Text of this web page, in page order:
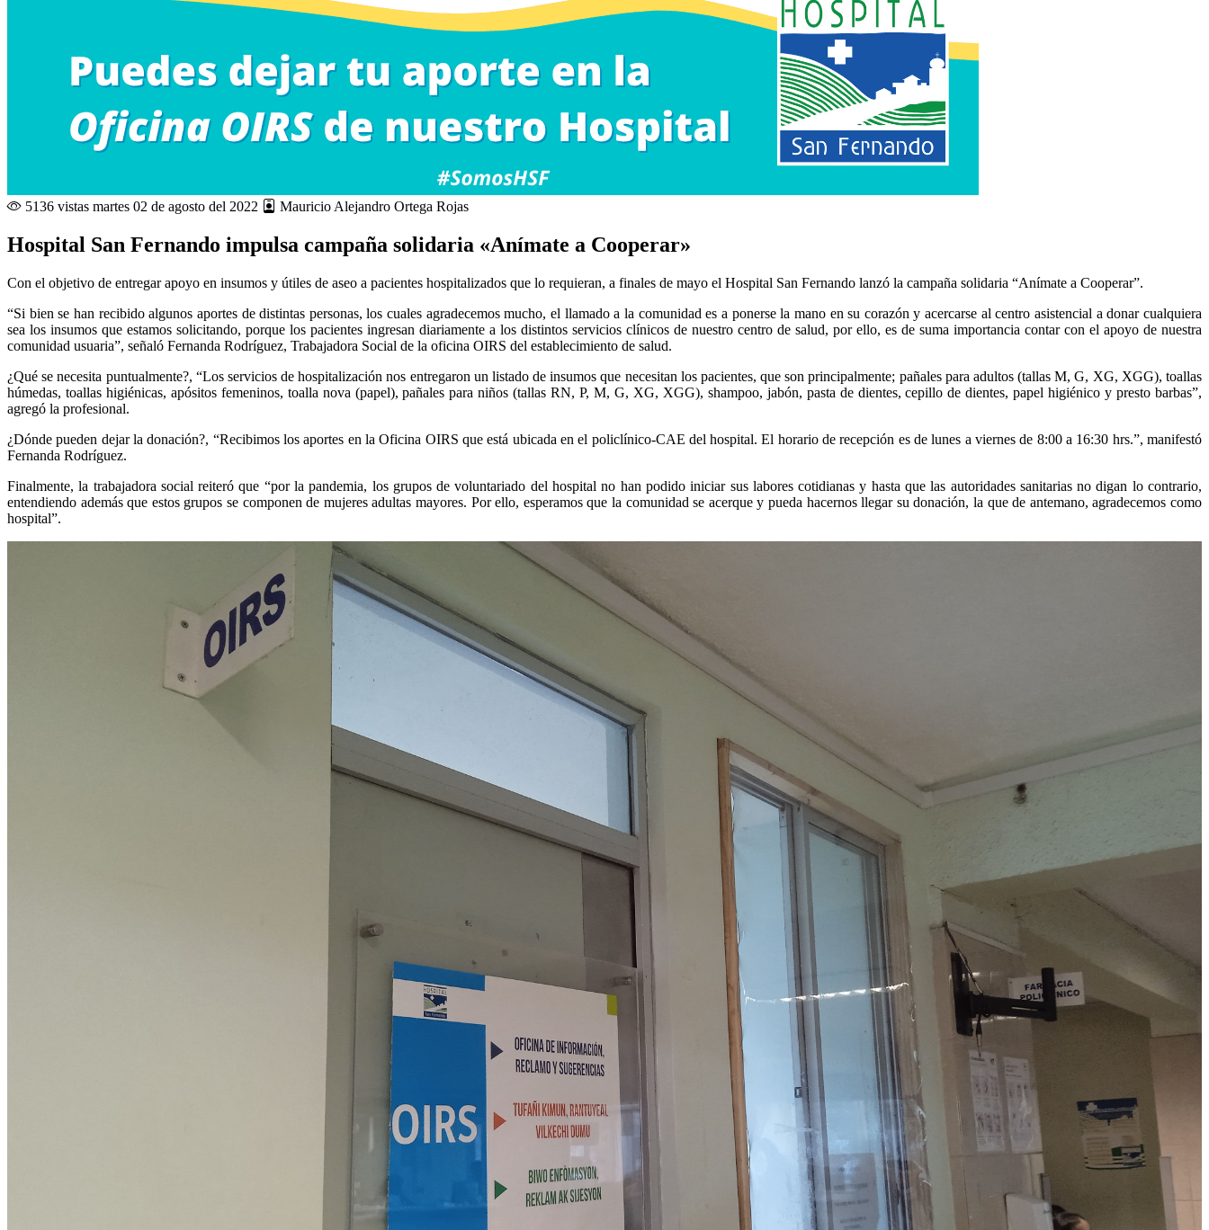
5136 vistas martes 02 de agosto del 2022 Mauricio Alejandro Ortega Rojas
Hospital San Fernando impulsa campaña solidaria «Anímate a Cooperar»
Con el objetivo de entregar apoyo en insumos y útiles de aseo a pacientes hospitalizados que lo requieran, a finales de mayo el Hospital San Fernando lanzó la campaña solidaria “Anímate a Cooperar”.
“Si bien se han recibido algunos aportes de distintas personas, los cuales agradecemos mucho, el llamado a la comunidad es a ponerse la mano en su corazón y acercarse al centro asistencial a donar cualquiera
sea los insumos que estamos solicitando, porque los pacientes ingresan diariamente a los distintos servicios clínicos de nuestro centro de salud, por ello, es de suma importancia contar con el apoyo de nuestra
comunidad usuaria”, señaló Fernanda Rodríguez, Trabajadora Social de la oficina OIRS del establecimiento de salud.
¿Qué se necesita puntualmente?, “Los servicios de hospitalización nos entregaron un listado de insumos que necesitan los pacientes, que son principalmente; pañales para adultos (tallas M, G, XG, XGG), toallas
húmedas, toallas higiénicas, apósitos femeninos, toalla nova (papel), pañales para niños (tallas RN, P, M, G, XG, XGG), shampoo, jabón, pasta de dientes, cepillo de dientes, papel higiénico y presto barbas”,
agregó la profesional.
¿Dónde pueden dejar la donación?, “Recibimos los aportes en la Oficina OIRS que está ubicada en el policlínico-CAE del hospital. El horario de recepción es de lunes a viernes de 8:00 a 16:30 hrs.”, manifestó
Fernanda Rodríguez.
Finalmente, la trabajadora social reiteró que “por la pandemia, los grupos de voluntariado del hospital no han podido iniciar sus labores cotidianas y hasta que las autoridades sanitarias no digan lo contrario,
entendiendo además que estos grupos se componen de mujeres adultas mayores. Por ello, esperamos que la comunidad se acerque y pueda hacernos llegar su donación, la que de antemano, agradecemos como
hospital”.